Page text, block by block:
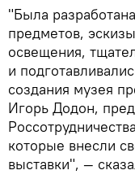
"Была
предметов,
освещения,
и
создания музея
Игорь Додон,
которые внесли
выставки", —